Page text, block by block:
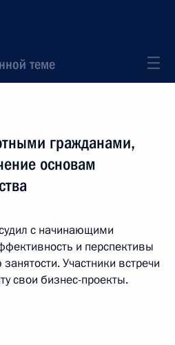
теме
гражданами,
основам
с начинающими
и перспективы
Участники встречи
свои бизнес-проекты.